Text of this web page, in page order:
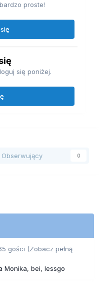
proste!
się poniżej.
Obserwujący 0
gości (Zobacz pełną
Monika bei lessgo